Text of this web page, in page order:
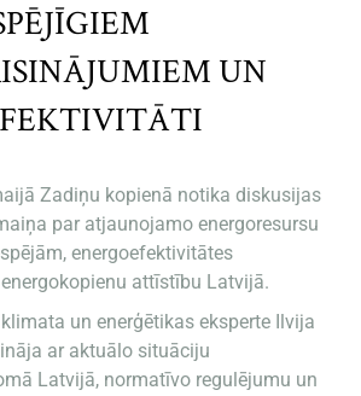
UN
Zadiņu kopienā notika diskusijas
par atjaunojamo energoresursu
energoefektivitātes
attīstību Latvijā.
un enerģētikas eksperte Ilvija
ar aktuālo situāciju
Latvijā, normatīvo regulējumu un